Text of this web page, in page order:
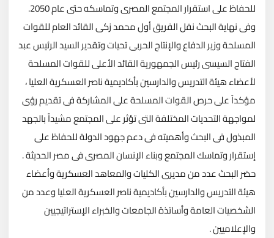
للحفاظ على استقرار المجتمع المصرى وتماسكه حتى عام 2050.
وفى نهاية البحث نقل الفريق أول محمد زكى القائد العام للقوات
المسلحة وزير الدفاع والإنتاج الحربى تحيات وتقدير السيد الرئيس عبد
الفتاح السيسى رئيس الجمهورية القائد الأعلى للقوات المسلحة
لأعضاء هيئة التدريس والدارسين بأكاديمية ناصر العسكرية العليا ،
مؤكداً على حرص القوات المسلحة على المشاركة فى تقديم رؤى
لمواجهة التحديات المختلفة التى تؤثر على المجتمع مشيداً بالجهد
المبذول فى البحث وأهميته فى دعم جهود الدولة للحفاظ على
إستقرار وتماسك المجتمع وبناء الإنسان المصرى فى مصر الحديثة .
حضر البحث عدد من مديرى الكليات والمعاهد العسكرية وأعضاء
هيئة التدريس والدارسين بأكاديمية ناصر العسكرية العليا وعدد من
الشخصيات العامة وأساتذة الجامعات والخبراء الإستراتيجيين
والإعلاميين .